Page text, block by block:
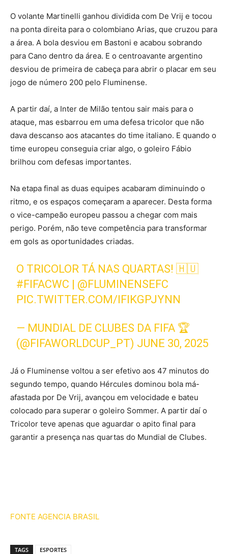
O volante Martinelli ganhou dividida com De Vrij e tocou
na ponta direita para o colombiano Arias, que cruzou para
a área. A bola desviou em Bastoni e acabou sobrando
para Cano dentro da área. E o centroavante argentino
desviou de primeira de cabeça para abrir o placar em seu
jogo de número 200 pelo Fluminense.
A partir daí, a Inter de Milão tentou sair mais para o
ataque, mas esbarrou em uma defesa tricolor que não
dava descanso aos atacantes do time italiano. E quando o
time europeu conseguia criar algo, o goleiro Fábio
brilhou com defesas importantes.
Na etapa final as duas equipes acabaram diminuindo o
ritmo, e os espaços começaram a aparecer. Desta forma
o vice-campeão europeu passou a chegar com mais
perigo. Porém, não teve competência para transformar
em gols as oportunidades criadas.
O TRICOLOR TÁ NAS QUARTAS! 🇭🇺
#FIFACWC | @FLUMINENSEFC
PIC.TWITTER.COM/IFIKGPJYNN
— MUNDIAL DE CLUBES DA FIFA 🏆
(@FIFAWORLDCUP_PT) JUNE 30, 2025
Já o Fluminense voltou a ser efetivo aos 47 minutos do
segundo tempo, quando Hércules dominou bola má-
afastada por De Vrij, avançou em velocidade e bateu
colocado para superar o goleiro Sommer. A partir daí o
Tricolor teve apenas que aguardar o apito final para
garantir a presença nas quartas do Mundial de Clubes.
FONTE AGENCIA BRASIL
TAGS ESPORTES